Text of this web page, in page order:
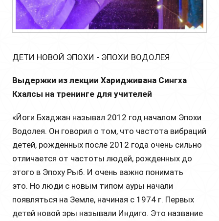
ДЕТИ НОВОЙ ЭПОХИ - ЭПОХИ ВОДОЛЕЯ
Выдержки из лекции Харидживана Сингха
Кхалсы на тренинге для учителей
«Йоги Бхаджан называл 2012 год началом Эпохи
Водолея. Он говорил о том, что частота вибраций
детей, рожденных после 2012 года очень сильно
отличается от частоты людей, рожденных до
этого в Эпоху Рыб. И очень важно понимать
это. Но люди с новым типом ауры начали
появляться на Земле, начиная с 1974 г. Первых
детей новой эры называли Индиго. Это название